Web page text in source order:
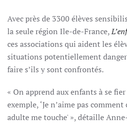
Avec près de 3300 élèves
la seule région Ile-de-France,
ces associations qui aident les
situations potentiellement
faire s’ils y sont confrontés.
« On apprend aux enfants à se
exemple, ‘Je n’aime pas
adulte me touche' », détaille